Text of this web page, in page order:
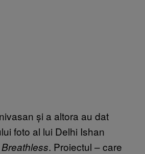
și a altora au dat
foto al lui Delhi Ishan
Breathless. Proiectul – care